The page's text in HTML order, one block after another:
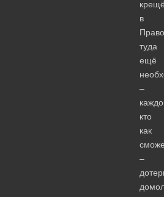
в
туда
ещё
–
кто
как
–